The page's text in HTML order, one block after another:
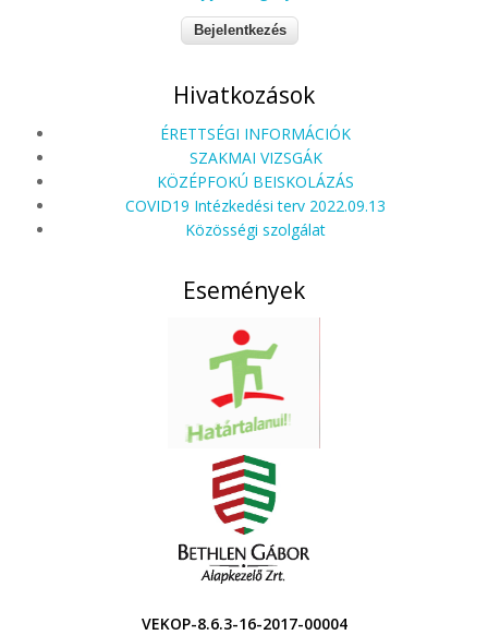
Hivatkozások
ÉRETTSÉGI INFORMÁCIÓK
SZAKMAI VIZSGÁK
KÖZÉPFOKÚ BEISKOLÁZÁS
COVID19 Intézkedési terv 2022.09.13
Közösségi szolgálat
Események
VEKOP-8.6.3-16-2017-00004